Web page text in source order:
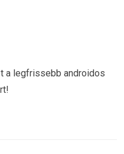
a legfrissebb androidos